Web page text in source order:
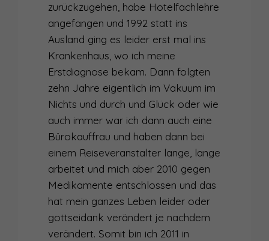
zurückzugehen, habe Hotelfachlehre
angefangen und 1992 statt ins
Ausland ging es leider erst mal ins
Krankenhaus, wo ich meine
Erstdiagnose bekam. Dann folgten
zehn Jahre eigentlich im Vakuum im
Nichts und durch und Glück oder wie
auch immer war ich dann auch eine
Bürokauffrau und haben dann bei
einem Reiseveranstalter lange, lange
arbeitet und mich aber 2010 gegen
Medikamente entschlossen und das
hat mein ganzes Leben leider oder
gottseidank verändert je nachdem
verändert. Somit bin ich 2011 in